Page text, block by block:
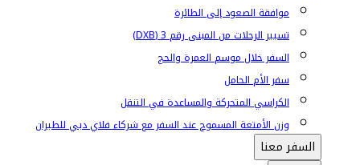
موافقة الصعود إلى الطائرة
تسيير الرحلات من المبنى رقم 3 (DXB)
السفر خلال موسم العمرة والحج
سفر الأم الحامل
الكراسي المتحركة والمساعدة في التنقل
وزن الأمتعة المسموح عند السفر مع شركاء فلاي دبي للطيران
السفر معنا